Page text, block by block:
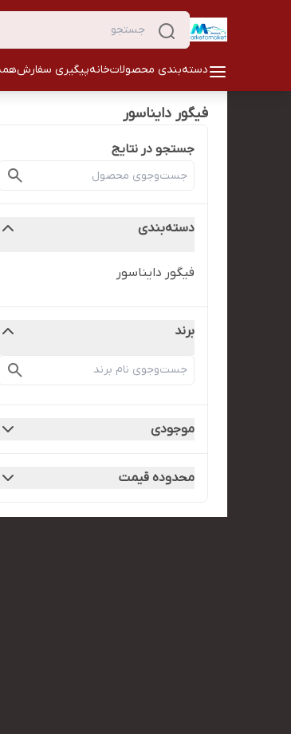
دسته‌بندی محصولاتخانهپیگیری سفارش
فیگور دایناسور
جستجو در نتایج
دسته‌بندی
فیگور دایناسور
برند
موجودی
محدوده قیمت